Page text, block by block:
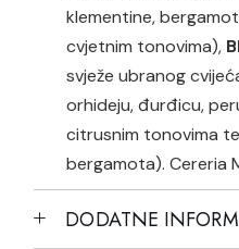
klementine,
cvjetnim tonovima),
svježe ubranog
orhideju, đurđicu,
citrusnim tonovima
bergamota).Cereria
DODATNE